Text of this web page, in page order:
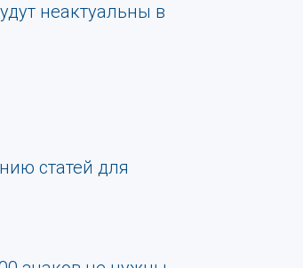
неактуальны в
статей для